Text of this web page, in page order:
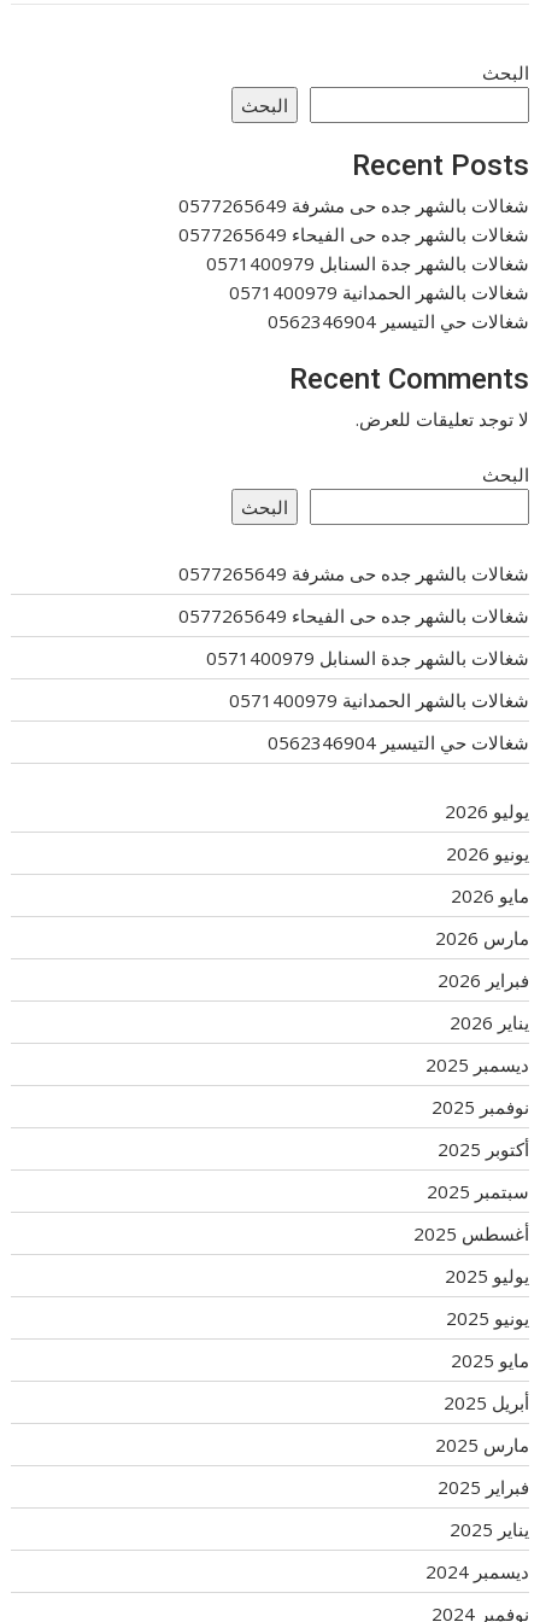
البحث
البحث
Recent Posts
شغالات بالشهر جده حى مشرفة 0577265649
شغالات بالشهر جده حى الفيحاء 0577265649
شغالات بالشهر جدة السنابل 0571400979
شغالات بالشهر الحمدانية 0571400979
شغالات حي التيسير 0562346904
Recent Comments
لا توجد تعليقات للعرض.
البحث
البحث
شغالات بالشهر جده حى مشرفة 0577265649
شغالات بالشهر جده حى الفيحاء 0577265649
شغالات بالشهر جدة السنابل 0571400979
شغالات بالشهر الحمدانية 0571400979
شغالات حي التيسير 0562346904
يوليو 2026
يونيو 2026
مايو 2026
مارس 2026
فبراير 2026
يناير 2026
ديسمبر 2025
نوفمبر 2025
أكتوبر 2025
سبتمبر 2025
أغسطس 2025
يوليو 2025
يونيو 2025
مايو 2025
أبريل 2025
مارس 2025
فبراير 2025
يناير 2025
ديسمبر 2024
نوفمبر 2024